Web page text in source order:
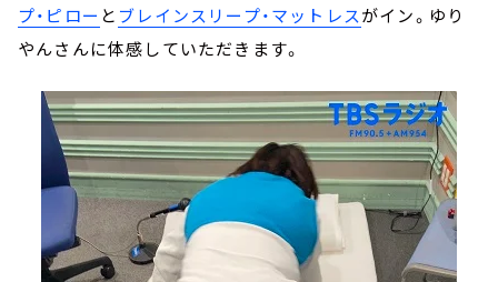
プ・ピロー と ブレインスリープ・マットレスがイン。ゆり
やんさんに体感していただきます。